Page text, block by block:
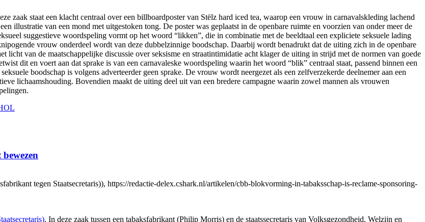
zaak staat een klacht centraal over een billboardposter van Stëlz hard iced tea, waarop een vrouw in carnavalskleding lachend
illustratie van een mond met uitgestoken tong. De poster was geplaatst in de openbare ruimte en voorzien van onder meer de
suggestieve woordspeling vormt op het woord “likken”, die in combinatie met de beeldtaal een expliciete seksuele lading
vrouw onderdeel wordt van deze dubbelzinnige boodschap. Daarbij wordt benadrukt dat de uiting zich in de openbare
van de maatschappelijke discussie over seksisme en straatintimidatie acht klager de uiting in strijd met de normen van goede
dit en voert aan dat sprake is van een carnavaleske woordspeling waarin het woord “blik” centraal staat, passend binnen een
boodschap is volgens adverteerder geen sprake. De vrouw wordt neergezet als een zelfverzekerde deelnemer aan een
lichaamshouding. Bovendien maakt de uiting deel uit van een bredere campagne waarin zowel mannen als vrouwen
tegen Staatsecretaris)), https://redactie-delex.cshark.nl/artikelen/cbb-blokvorming-in-tabaksschap-is-reclame-sponsoring-
. In deze zaak tussen een tabaksfabrikant (Philip Morris) en de staatssecretaris van Volksgezondheid, Welzijn en